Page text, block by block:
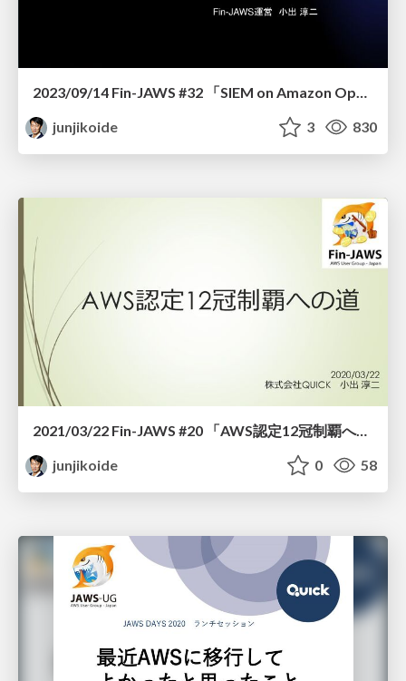
2023/09/14 Fin-JAWS #32 「SIEM on Amazon OpenSearch Serviceを1年運用してわかったこと」
junjikoide
3 830
2021/03/22 Fin-JAWS #20 「AWS認定12冠制覇への道」
junjikoide
0 58